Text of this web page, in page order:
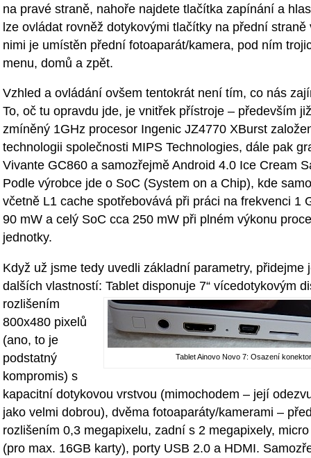
na pravé straně, nahoře najdete tlačítka zapínání a
lze ovládat rovněž dotykovými tlačítky na přední straně
nimi je umístěn přední fotoaparát/kamera, pod ním
menu, domů a zpět.
Vzhled a ovládání ovšem tentokrát není tím, co nás
To, oč tu opravdu jde, je vnitřek přístroje – především
zmíněný 1GHz procesor Ingenic JZ4770 XBurst
technologii společnosti MIPS Technologies, dále pak
Vivante GC860 a samozřejmě Android 4.0 Ice Cream
Podle výrobce jde o SoC (System on a Chip), kde
včetně L1 cache spotřebovává při práci na frekvenci 1
90 mW a celý SoC cca 250 mW při plném výkonu
jednotky.
Když už jsme tedy uvedli základní parametry, přidejme
dalších vlastností:
Tablet Ainovo Novo 7: Osazení
Tablet disponuje 7“ vícedotykovým
rozlišením
800x480 pixelů
(ano, to je
podstatný
kompromis) s
kapacitní dotykovou vrstvou (mimochodem – její
jako velmi dobrou), dvěma fotoaparáty/kamerami –
rozlišením 0,3 megapixelu, zadní s 2 megapixely,
(pro max. 16GB karty), porty USB 2.0 a HDMI.